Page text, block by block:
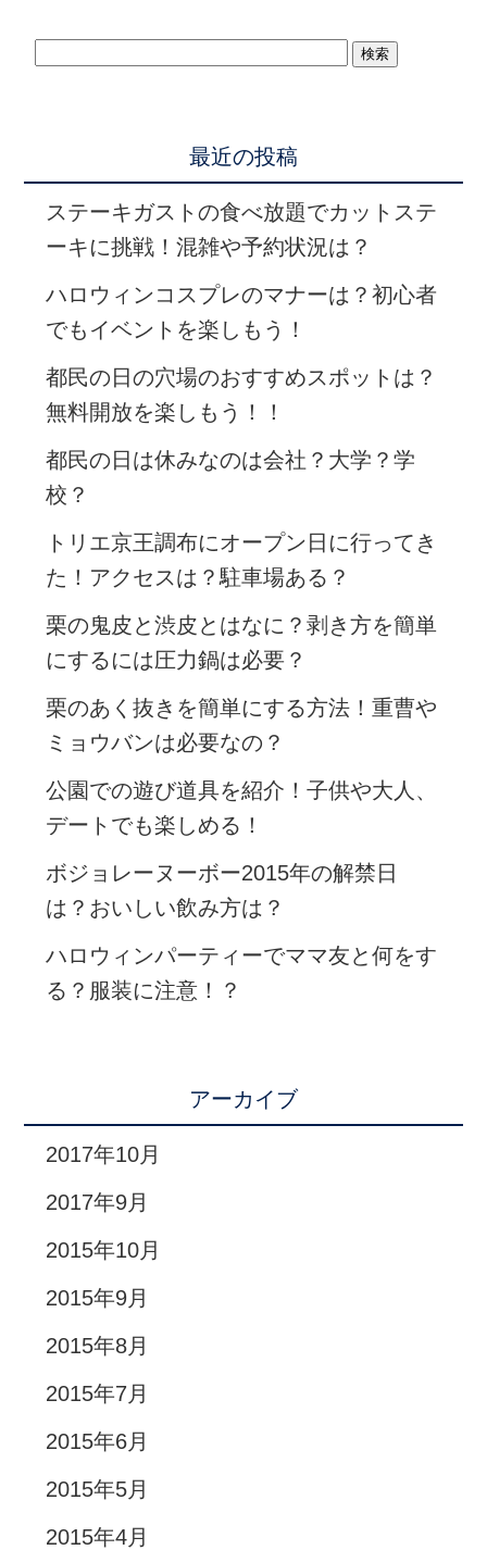
最近の投稿
ステーキガストの食べ放題でカットステ
ーキに挑戦！混雑や予約状況は？
ハロウィンコスプレのマナーは？初心者
でもイベントを楽しもう！
都民の日の穴場のおすすめスポットは？
無料開放を楽しもう！！
都民の日は休みなのは会社？大学？学
校？
トリエ京王調布にオープン日に行ってき
た！アクセスは？駐車場ある？
栗の鬼皮と渋皮とはなに？剥き方を簡単
にするには圧力鍋は必要？
栗のあく抜きを簡単にする方法！重曹や
ミョウバンは必要なの？
公園での遊び道具を紹介！子供や大人、
デートでも楽しめる！
ボジョレーヌーボー2015年の解禁日
は？おいしい飲み方は？
ハロウィンパーティーでママ友と何をす
る？服装に注意！？
アーカイブ
2017年10月
2017年9月
2015年10月
2015年9月
2015年8月
2015年7月
2015年6月
2015年5月
2015年4月